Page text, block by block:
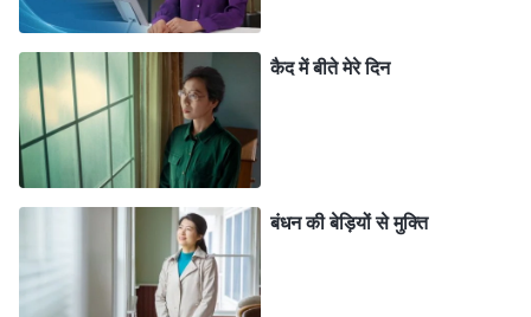
रही थी। मैं ऐसी पस्त नहीं हो सकती थी। मुझे इस तरह के परिवेश में
अपने अंदर झांकना था और परमेश्वर के वचनों के वास्तविक अर्थ में
प्रवेश करना था।
मैं अपने बारे में चिंतन करने के लिए परमेश्वर के समक्ष आयी: मैं
हमेशा उजागर किए गए तथ्यों को स्वीकार करने में असमर्थ क्यों रहती
थी? क्यों, हर बार जब मेरे कर्तव्य की पूर्ति में कोई समस्या आई, तो
मुझे ऐसे ही पीड़ा होती थी? इसका वास्तव में क्या कारण था?
कैद में बीते मेरे दिन
बंधन की बेड़ियों से मुक्ति